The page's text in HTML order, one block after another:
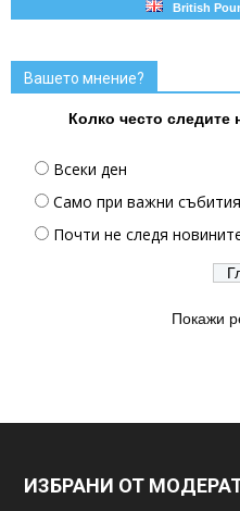
British
Вашето мнение?
Колко често следите
Всеки ден
Само при важни събития
Почти не следя
Покажи
ИЗБРАНИ ОТ